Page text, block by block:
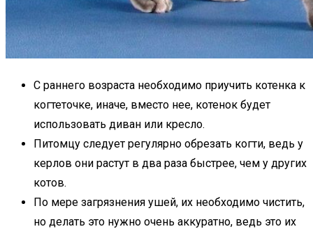
С раннего возраста необходимо приучить котенка к
когтеточке, иначе, вместо нее, котенок будет
использовать диван или кресло.
Питомцу следует регулярно обрезать когти, ведь у
керлов они растут в два раза быстрее, чем у других
котов.
По мере загрязнения ушей, их необходимо чистить,
но делать это нужно очень аккуратно, ведь это их